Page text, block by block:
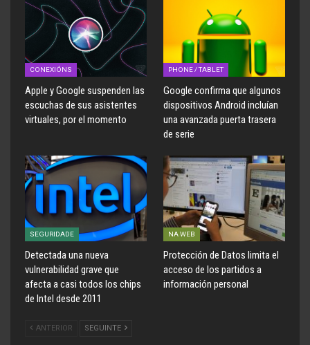
CONEXIÓNS
Apple y Google suspenden las
escuchas de sus asistentes
virtuales, por el momento
PHONE / TABLET
Google confirma que algunos
dispositivos Android incluían
una avanzada puerta trasera
de serie
SEGURIDADE
Detectada una nueva
vulnerabilidad grave que
afecta a casi todos los chips
de Intel desde 2011
NA WEB
Protección de Datos limita el
acceso de los partidos a
información personal
ANTERIOR SEGUINTE